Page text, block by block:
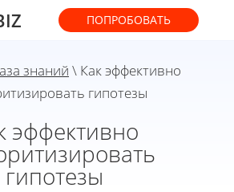
ПОПРОБОВАТЬ
знаний \ Как эффективно
гипотезы
эффективно
гипотезы